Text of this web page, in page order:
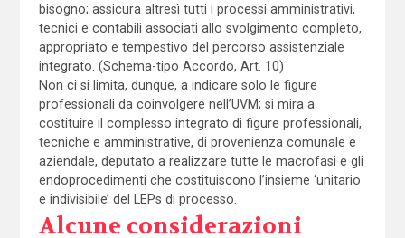
bisogno; assicura altresì tutti i processi amministrativi,
tecnici e contabili associati allo svolgimento completo,
appropriato e tempestivo del percorso assistenziale
integrato. (Schema-tipo Accordo, Art. 10)
Non ci si limita, dunque, a indicare solo le figure
professionali da coinvolgere nell’UVM; si mira a
costituire il complesso integrato di figure professionali,
tecniche e amministrative, di provenienza comunale e
aziendale, deputato a realizzare tutte le macrofasi e gli
endoprocedimenti che costituiscono l’insieme ‘unitario
e indivisibile’ del LEPs di processo.
Alcune considerazioni